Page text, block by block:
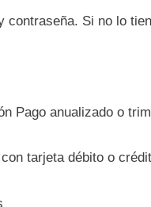
contraseña. Si no lo
Pago anualizado o
tarjeta débito o